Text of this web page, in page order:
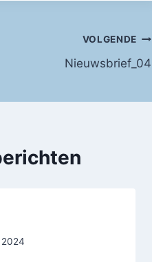
VOLGENDE
Nieuwsbrief_04